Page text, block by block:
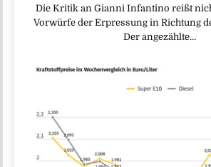
Die Kritik an Gianni Infantino reißt
Vorwürfe der Erpressung in Richtung
Der angezählte…